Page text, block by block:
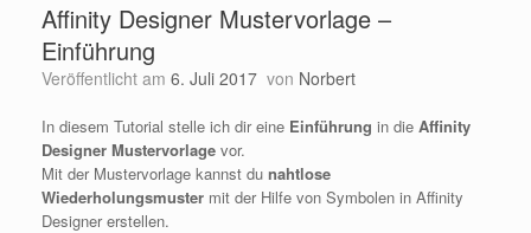
Affinity Designer Mustervorlage –
Einführung
Veröffentlicht am 6. Juli 2017 von Norbert
In diesem Tutorial stelle ich dir eine Einführung in die Affinity
Designer Mustervorlage vor.
Mit der Mustervorlage kannst du nahtlose
Wiederholungsmuster mit der Hilfe von Symbolen in Affinity
Designer erstellen.